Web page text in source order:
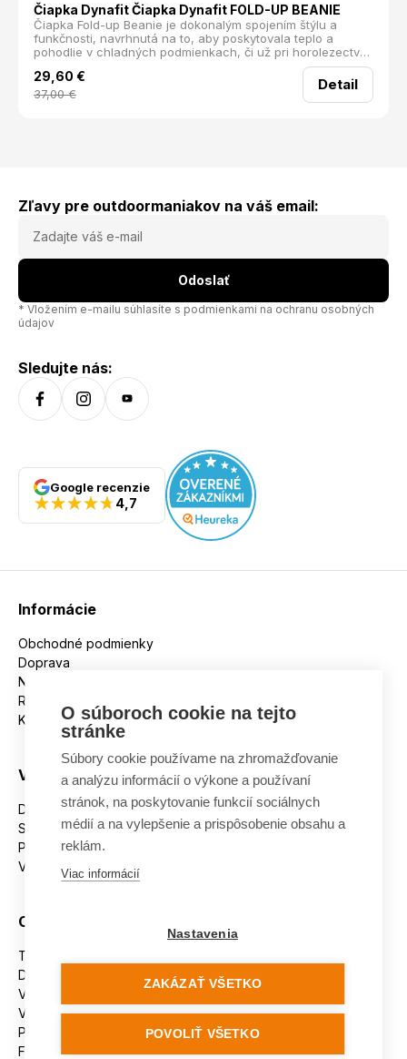
Čiapka Dynafit Čiapka Dynafit FOLD-UP BEANIE
Čiapka Fold-up Beanie je dokonalým spojením štýlu a
funkčnosti, navrhnutá na to, aby poskytovala teplo a
pohodlie v chladných podmienkach, či už pri horolezectve,
lyžovaní alebo pri každodennom nosení. Farebné 3D logo
jej dodáva moderný a dynamický vzhľad. Čiapka je
vyrobená z kvalitných materiálov s dvojitou konštrukciou,
ktorá ponúka optimálnu tepelnú izoláciu. Integrovaná
29,60 €
37,00€
Detail
Zľavy pre outdoormaniakov na váš email:
Odoslať
* Vložením e-mailu súhlasíte s podmienkami na ochranu osobných
údajov
Sledujte nás:
Google recenzie
4,7
Informácie
Obchodné podmienky
Doprava
Nakupujeme na splátky
Reklamácie
Kontakt
Všetko o nákupe
Dostupnosť tovaru
Spracovanie osobných údajov
Platba
Výmena a vrátenie tovaru
Ostatné
Tabuľka veľkostí
Doporučená dĺžka lyží
Vypaľovanie papúč
Veľkosti skeletu lyžiarok
Platforma na riešenie sporov online (ODR)
Formulár na odstúpenie od zmluvy
O súboroch cookie na tejto
stránke
Súbory cookie používame na zhromažďovanie
a analýzu informácií o výkone a používaní
stránok, na poskytovanie funkcií sociálnych
médií a na vylepšenie a prispôsobenie obsahu a
reklám.
Viac informácií
Nastavenia
ZAKÁZAŤ VŠETKO
POVOLIŤ VŠETKO